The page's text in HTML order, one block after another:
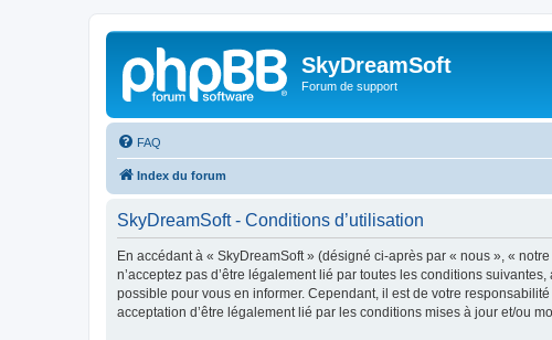
SkyDreamSoft
Forum de support
FAQ
Index du forum
SkyDreamSoft - Conditions d’utilisation
En accédant à « SkyDreamSoft » (désigné ci-après par « nous », «
n’acceptez pas d’être légalement lié par toutes les conditions
possible pour vous en informer. Cependant, il est de votre
acceptation d’être légalement lié par les conditions mises à jour et/ou